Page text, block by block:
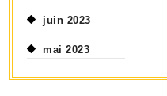
juin 2023
mai 2023